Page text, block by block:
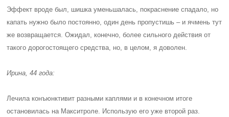
Эффект вроде был, шишка уменьшалась, покраснение спадало, но
капать нужно было постоянно, один день пропустишь – и ячмень тут
же возвращается. Ожидал, конечно, более сильного действия от
такого дорогостоящего средства, но, в целом, я доволен.
Ирина, 44 года:
Лечила конъюнктивит разными каплями и в конечном итоге
остановилась на Макситроле. Использую его уже второй раз.